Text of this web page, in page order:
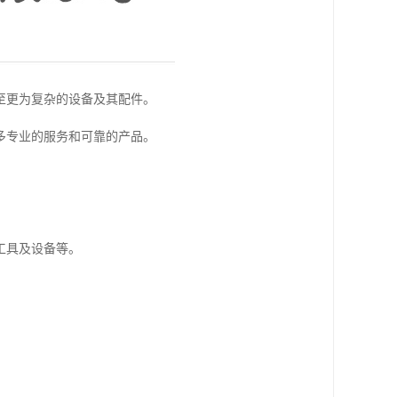
为复杂的设备及其配件。
业的服务和可靠的产品。
及设备等。